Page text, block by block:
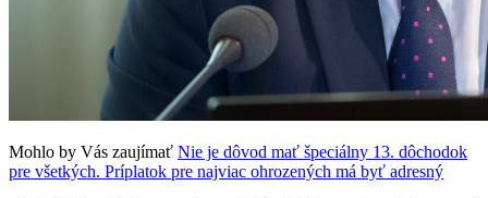
Mohlo by Vás zaujímať Nie je dôvod mať špeciálny 13. dôchodok
pre všetkých. Príplatok pre najviac ohrozených má byť adresný